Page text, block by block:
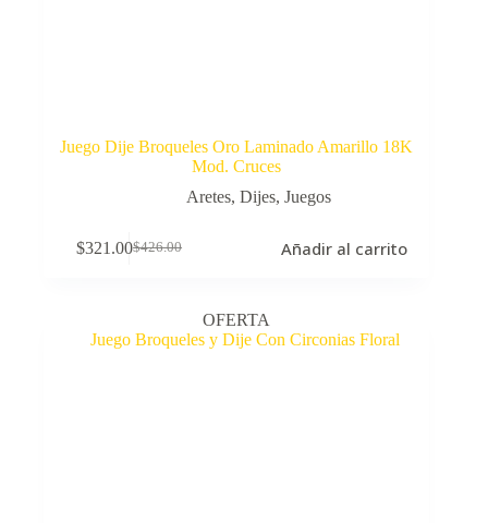
Juego Dije Broqueles Oro Laminado Amarillo 18K
Mod. Cruces
Aretes, Dijes, Juegos
$426.00
El
$426.00.
$321.00El
$321.00.
Añadir al carrito
OFERTA